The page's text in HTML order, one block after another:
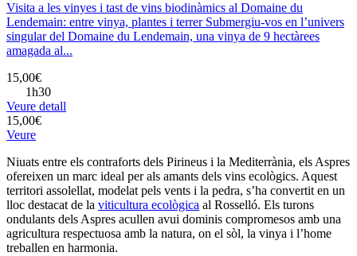
Visita a les vinyes i tast de vins biodinàmics al Domaine du
Lendemain: entre vinya, plantes i terrer Submergiu-vos en l’univers
singular del Domaine du Lendemain, una vinya de 9 hectàrees
amagada al...
15,00€
1h30
Veure detall
15,00€
Veure
Niuats entre els contraforts dels Pirineus i la Mediterrània, els Aspres
ofereixen un marc ideal per als amants dels vins ecològics. Aquest
territori assolellat, modelat pels vents i la pedra, s’ha convertit en un
lloc destacat de la viticultura ecològica al Rosselló. Els turons
ondulants dels Aspres acullen avui dominis compromesos amb una
agricultura respectuosa amb la natura, on el sòl, la vinya i l’home
treballen en harmonia.